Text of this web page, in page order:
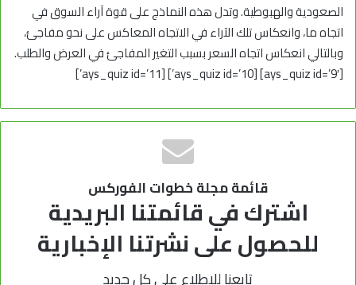
الصعودية والهبوطية. وتدل هذه النماذج على قوة آراء السوق في
اتجاه ما، وانعكاس تلك الآراء في الاتجاه المعاكس على نحو مفاجئ،
وبالتالي انعكاس اتجاه السعر بسبب التغير المفاجئ في العرض والطلب.
[ays_quiz id=’9′] [ays_quiz id=’10’] [ays_quiz id=’11’]
قائمة مجلة خطوات الفوركس
اشترك في قائمتنا البريدية
للحصول على نشرتنا الإخبارية
تابعنا للإطلاع على كل جديد